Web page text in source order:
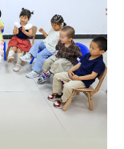
江苏
江西
湖南